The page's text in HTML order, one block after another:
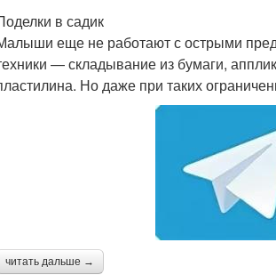
в садик
еще не работают с острыми
— складывание из бумаги,
Но даже при таких
читать дальше →